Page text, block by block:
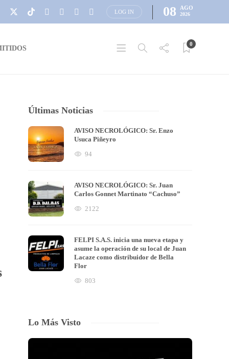
LOG IN 08 AGO
2026
0
Últimas Noticias
AVISO NECROLÓGICO: Sr. Enzo
Usuca Piñeyro
94
AVISO NECROLÓGICO: Sr. Juan
Carlos Gonnet Martinato “Cachuso”
2122
FELPI S.A.S. inicia una nueva etapa y
asume la operación de su local de Juan
Lacaze como distribuidor de Bella
Flor
803
Lo Más Visto